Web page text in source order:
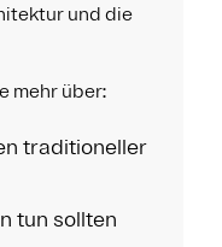
und die
mehr über:
traditioneller
tun sollten